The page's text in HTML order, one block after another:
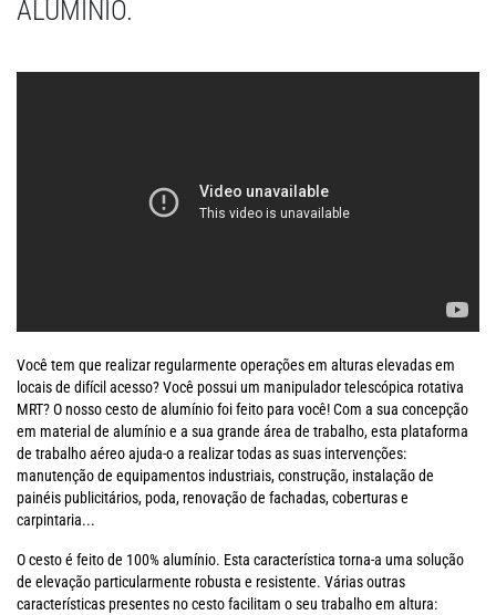
ALUMÍNIO.
Você tem que realizar regularmente operações em alturas elevadas em
locais de difícil acesso? Você possui um manipulador telescópica rotativa
MRT? O nosso cesto de alumínio foi feito para você! Com a sua concepção
em material de alumínio e a sua grande área de trabalho, esta plataforma
de trabalho aéreo ajuda-o a realizar todas as suas intervenções:
manutenção de equipamentos industriais, construção, instalação de
painéis publicitários, poda, renovação de fachadas, coberturas e
carpintaria...
O cesto é feito de 100% alumínio. Esta característica torna-a uma solução
de elevação particularmente robusta e resistente. Várias outras
características presentes no cesto facilitam o seu trabalho em altura: